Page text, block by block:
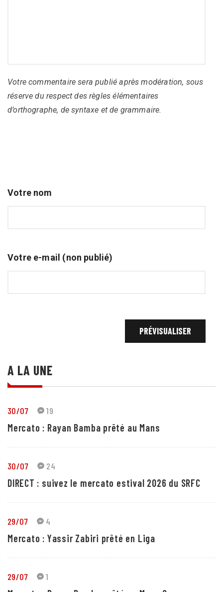
Votre commentaire sera publié après modération, sous
réserve du respect des règles élémentaires
d’orthographe, de syntaxe et de grammaire.
Votre nom
Votre e-mail (non publié)
A LA UNE
30/07 19
Mercato : Rayan Bamba prêté au Mans
30/07 24
DIRECT : suivez le mercato estival 2026 du SRFC
29/07 4
Mercato : Yassir Zabiri prêté en Liga
29/07 1